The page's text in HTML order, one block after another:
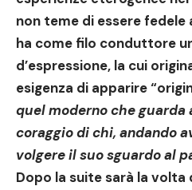
non teme di essere fedele
ha come filo conduttore
d’espressione, la cui
esigenza di apparire
quel moderno che guarda
coraggio di chi, andando
volgere il suo sguardo al
Dopo la suite sarà la volta